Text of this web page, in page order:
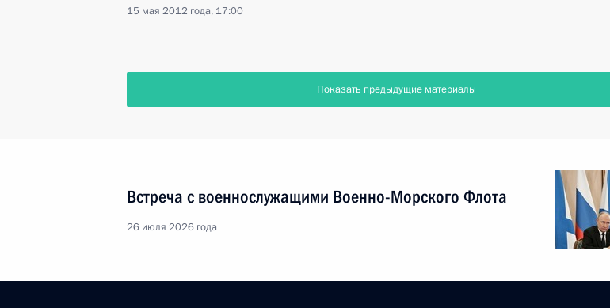
15 мая 2012 года, 17:00
Показать предыдущие материалы
Встреча с военнослужащими Военно-Морского Флота
26 июля 2026 года